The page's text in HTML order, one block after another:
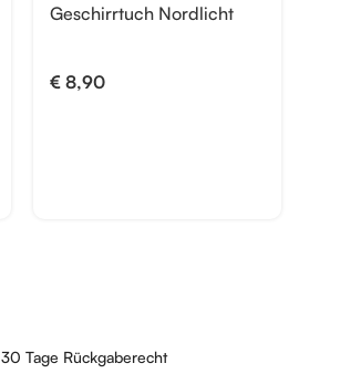
Geschirrtuch Nordlicht
€8,90
30 Tage Rückgaberecht